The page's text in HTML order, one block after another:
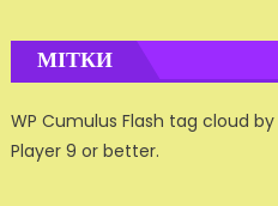
МІТКИ
WP Cumulus Flash tag cloud by
Player 9 or better.